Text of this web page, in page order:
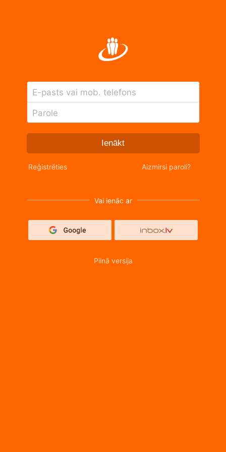
E-pasts vai mob. telefons
Parole
Ienākt
Reģistrēties Aizmirsi paroli?
Vai ienāc ar
Pilnā versija